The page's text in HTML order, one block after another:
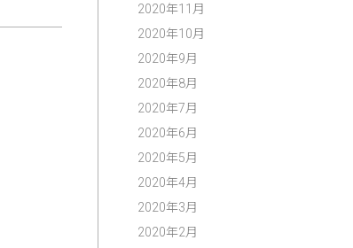
2020年11月
2020年10月
2020年9月
2020年8月
2020年7月
2020年6月
2020年5月
2020年4月
2020年3月
2020年2月